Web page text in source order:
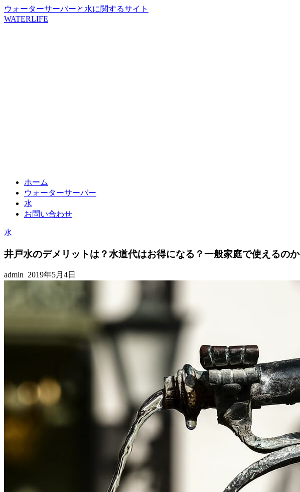
ウォーターサーバーと水に関するサイト
WATERLIFE
ホーム
ウォーターサーバー
水
お問い合わせ
水
井戸水のデメリットは？水道代はお得になる？一般家庭で使えるのか
admin 2019年5月4日